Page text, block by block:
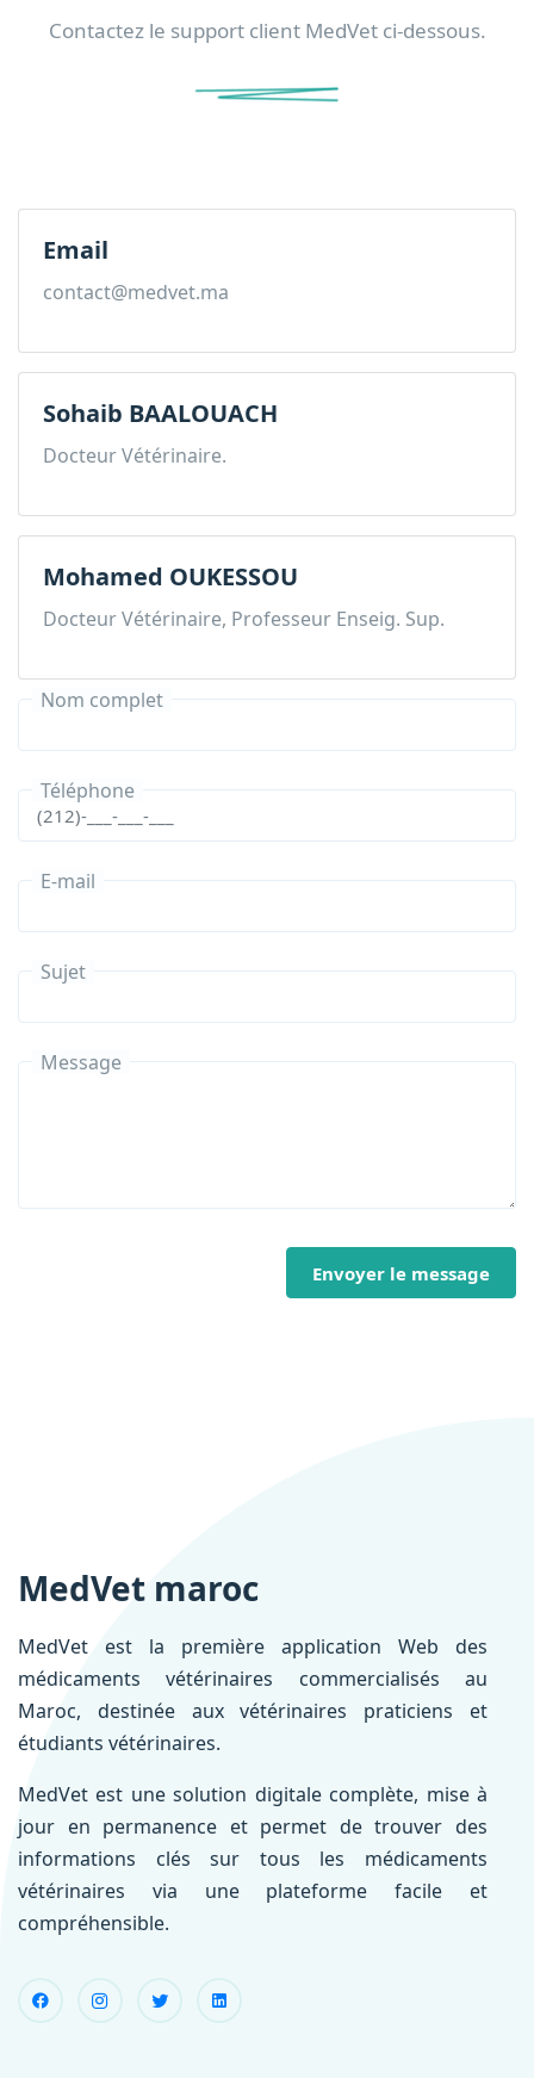
Contactez le support client MedVet ci-dessous.
Email
contact@medvet.ma
Sohaib BAALOUACH
Docteur Vétérinaire.
Mohamed OUKESSOU
Docteur Vétérinaire, Professeur Enseig. Sup.
Nom complet
Téléphone
E-mail
Sujet
Message
Envoyer le message
MedVet maroc
MedVet est la première application Web des
médicaments vétérinaires commercialisés au
Maroc, destinée aux vétérinaires praticiens et
étudiants vétérinaires.
MedVet est une solution digitale complète, mise à
jour en permanence et permet de trouver des
informations clés sur tous les médicaments
vétérinaires via une plateforme facile et
compréhensible.